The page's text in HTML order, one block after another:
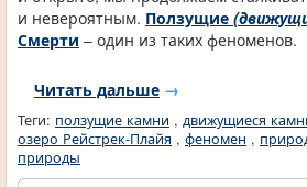
и невероятным. Ползущие
Смерти – один из таких феноменов.
Читать дальше →
Теги: ползущие камни , движущиеся
озеро Рейстрек-Плайя , феномен ,
природы